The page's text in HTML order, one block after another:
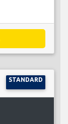
STANDARD